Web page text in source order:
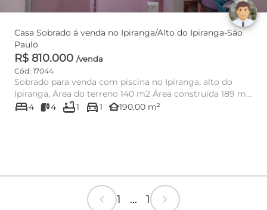
Casa Sobrado á venda no Ipiranga/Alto do Ipiranga-São
Paulo
R$ 810.000 /venda
Cód: 17044
Sobrado para venda com piscina no Ipiranga, alto do
Ipiranga, Área do terreno 140 m2 Área construída 189 m2
Tem 4 met...
bed4 4 bathtub1 directions_car1 other_houses190,00 m²
chevron_left 1 ... 1 chevron_right